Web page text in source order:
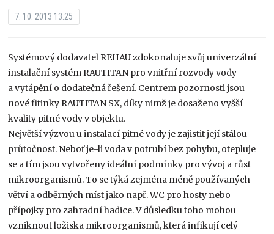
7. 10. 2013 13:25
Systémový dodavatel REHAU zdokonaluje svůj univerzální
instalační systém RAUTITAN pro vnitřní rozvody vody
a vytápění o dodatečná řešení. Centrem pozornosti jsou
nové fitinky RAUTITAN SX, díky nimž je dosaženo vyšší
kvality pitné vody v objektu.
Největší výzvou u instalací pitné vody je zajistit její stálou
průtočnost. Neboť je-li voda v potrubí bez pohybu, otepluje
se a tím jsou vytvořeny ideální podmínky pro vývoj a růst
mikroorganismů. To se týká zejména méně používaných
větví a odběrných míst jako např. WC pro hosty nebo
přípojky pro zahradní hadice. V důsledku toho mohou
vzniknout ložiska mikroorganismů, která infikují celý